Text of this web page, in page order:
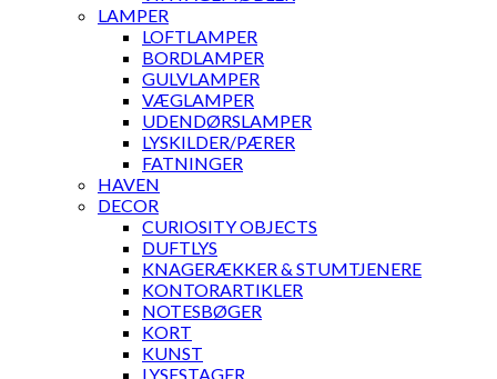
LAMPER
LOFTLAMPER
BORDLAMPER
GULVLAMPER
VÆGLAMPER
UDENDØRSLAMPER
LYSKILDER/PÆRER
FATNINGER
HAVEN
DECOR
CURIOSITY OBJECTS
DUFTLYS
KNAGERÆKKER & STUMTJENERE
KONTORARTIKLER
NOTESBØGER
KORT
KUNST
LYSESTAGER